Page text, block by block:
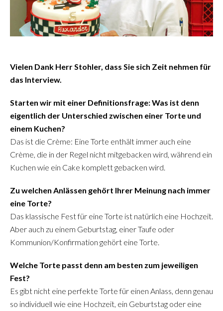
Vielen Dank Herr Stohler, dass Sie sich Zeit nehmen für
das Interview.
Starten wir mit einer Definitionsfrage: Was ist denn
eigentlich der Unterschied zwischen einer Torte und
einem Kuchen?
Das ist die Crème: Eine Torte enthält immer auch eine
Crème, die in der Regel nicht mitgebacken wird, während ein
Kuchen wie ein Cake komplett gebacken wird.
Zu welchen Anlässen gehört Ihrer Meinung nach immer
eine Torte?
Das klassische Fest für eine Torte ist natürlich eine Hochzeit.
Aber auch zu einem Geburtstag, einer Taufe oder
Kommunion/Konfirmation gehört eine Torte.
Welche Torte passt denn am besten zum jeweiligen
Fest?
Es gibt nicht eine perfekte Torte für einen Anlass, denn genau
so individuell wie eine Hochzeit, ein Geburtstag oder eine